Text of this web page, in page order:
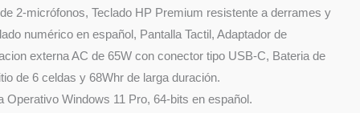
2-micrófonos, Teclado HP Premium resistente a derrames y
numérico en español, Pantalla Tactil, Adaptador de
externa AC de 65W con conector tipo USB-C, Bateria de
de 6 celdas y 68Whr de larga duración.
Operativo Windows 11 Pro, 64-bits en español.